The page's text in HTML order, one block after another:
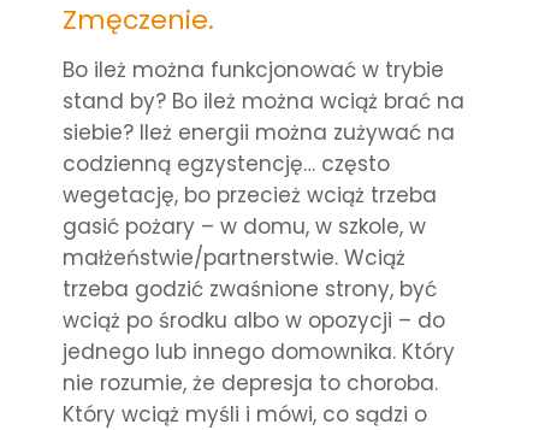
Zmęczenie.
Bo ileż można funkcjonować w trybie
stand by? Bo ileż można wciąż brać na
siebie? Ileż energii można zużywać na
codzienną egzystencję… często
wegetację, bo przecież wciąż trzeba
gasić pożary – w domu, w szkole, w
małżeństwie/partnerstwie. Wciąż
trzeba godzić zwaśnione strony, być
wciąż po środku albo w opozycji – do
jednego lub innego domownika. Który
nie rozumie, że depresja to choroba.
Który wciąż myśli i mówi, co sądzi o